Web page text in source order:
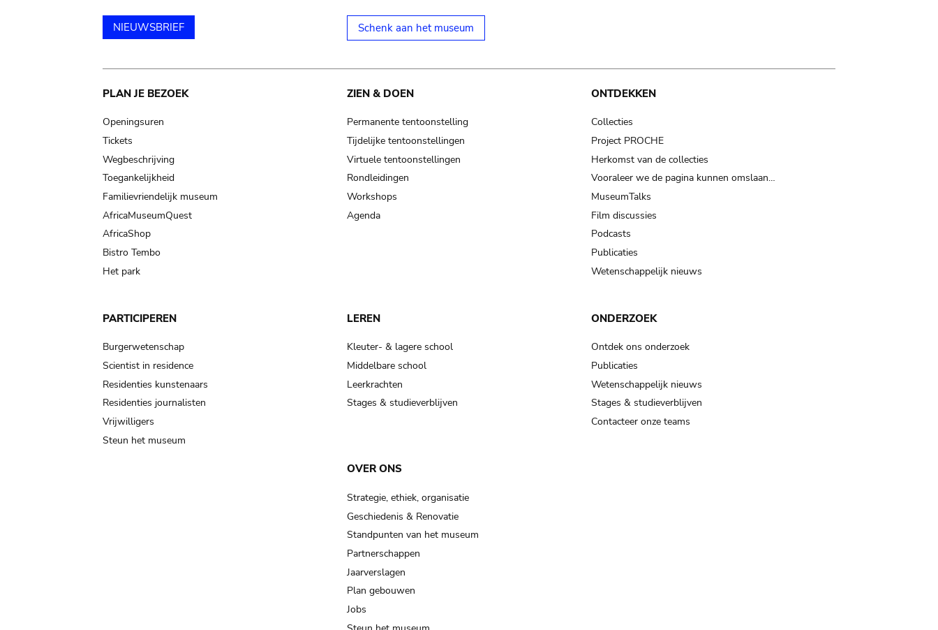
NIEUWSBRIEF Schenk aan het museum
Main
navigation
PLAN JE BEZOEK
Openingsuren
Tickets
Wegbeschrijving
Toegankelijkheid
Familievriendelijk museum
AfricaMuseumQuest
AfricaShop
Bistro Tembo
Het park
ZIEN & DOEN
Permanente tentoonstelling
Tijdelijke tentoonstellingen
Virtuele tentoonstellingen
Rondleidingen
Workshops
Agenda
ONTDEKKEN
Collecties
Project PROCHE
Herkomst van de collecties
Vooraleer we de pagina kunnen omslaan…
MuseumTalks
Film discussies
Podcasts
Publicaties
Wetenschappelijk nieuws
PARTICIPEREN
Burgerwetenschap
Scientist in residence
Residenties kunstenaars
Residenties journalisten
Vrijwilligers
Steun het museum
LEREN
Kleuter- & lagere school
Middelbare school
Leerkrachten
Stages & studieverblijven
ONDERZOEK
Ontdek ons onderzoek
Publicaties
Wetenschappelijk nieuws
Stages & studieverblijven
Contacteer onze teams
OVER ONS
Strategie, ethiek, organisatie
Geschiedenis & Renovatie
Standpunten van het museum
Partnerschappen
Jaarverslagen
Plan gebouwen
Jobs